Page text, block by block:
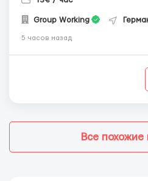
Group Working
5 часов назад
Все похожие